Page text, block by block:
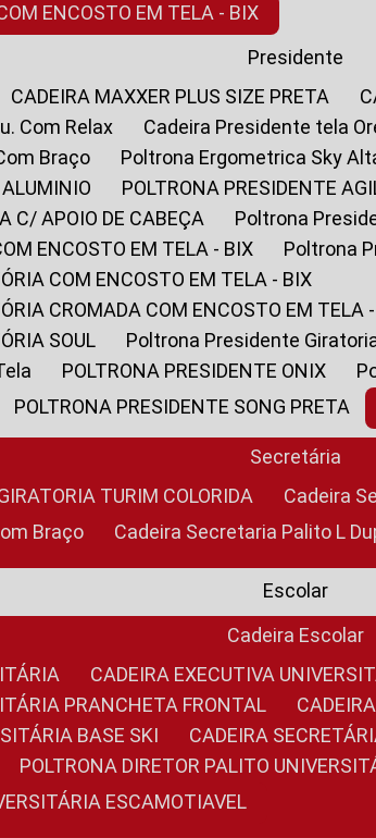
ENCOSTO EM TELA - BIX
Presidente
CADEIRA MAXXER PLUS SIZE PRETA
Com Relax
Cadeira Presidente tela
Braço
Poltrona Ergometrica Sky
ALUMINIO
POLTRONA PRESIDENTE
C/ APOIO DE CABEÇA
Poltrona
ENCOSTO EM TELA - BIX
Poltrona
COM ENCOSTO EM TELA - BIX
CROMADA COM ENCOSTO EM TELA
SOUL
Poltrona Presidente
POLTRONA PRESIDENTE ONIX
POLTRONA PRESIDENTE SONG PRETA
Secretária
TURIM COLORIDA
Cadeira
Braço
Cadeira Secretaria Palito L
Escolar
Cadeira Escolar
CADEIRA EXECUTIVA
PRANCHETA FRONTAL
BASE SKI
CADEIRA
POLTRONA DIRETOR PALITO
ESCAMOTIAVEL